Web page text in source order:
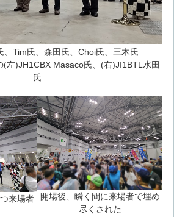
、Tim氏、森田氏、Choi氏、三木氏
(左)JH1CBX Masaco氏、(右)JI1BTL水田
氏
来場者
開場後、瞬く間に来場者で埋め
尽くされた